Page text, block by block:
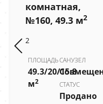
комнатная,
№160, 49.3 м2
2
ПЛОЩАДЬ
49.3/20/15.8
м2
САНУЗЕЛ
СТАТУС
Продано